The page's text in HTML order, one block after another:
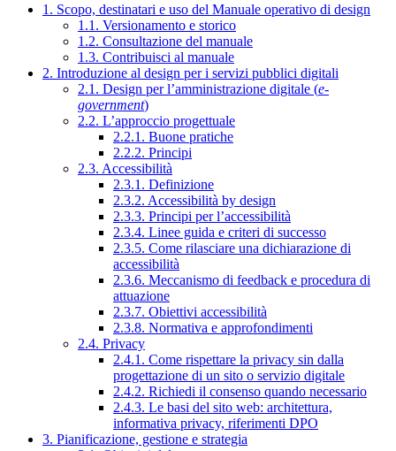
1. Scopo, destinatari e uso del Manuale operativo di design
1.1. Versionamento e storico
1.2. Consultazione del manuale
1.3. Contribuisci al manuale
2. Introduzione al design per i servizi pubblici digitali
2.1. Design per l’amministrazione digitale (e-
government)
2.2. L’approccio progettuale
2.2.1. Buone pratiche
2.2.2. Principi
2.3. Accessibilità
2.3.1. Definizione
2.3.2. Accessibilità by design
2.3.3. Principi per l’accessibilità
2.3.4. Linee guida e criteri di successo
2.3.5. Come rilasciare una dichiarazione di
accessibilità
2.3.6. Meccanismo di feedback e procedura di
attuazione
2.3.7. Obiettivi accessibilità
2.3.8. Normativa e approfondimenti
2.4. Privacy
2.4.1. Come rispettare la privacy sin dalla
progettazione di un sito o servizio digitale
2.4.2. Richiedi il consenso quando necessario
2.4.3. Le basi del sito web: architettura,
informativa privacy, riferimenti DPO
3. Pianificazione, gestione e strategia